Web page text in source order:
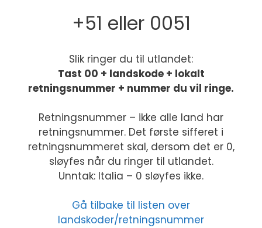
+51 eller 0051
Slik ringer du til utlandet:
Tast 00 + landskode + lokalt
retningsnummer + nummer du vil ringe.
Retningsnummer – ikke alle land har
retningsnummer. Det første sifferet i
retningsnummeret skal, dersom det er 0,
sløyfes når du ringer til utlandet.
Unntak: Italia – 0 sløyfes ikke.
Gå tilbake til listen over
landskoder/retningsnummer